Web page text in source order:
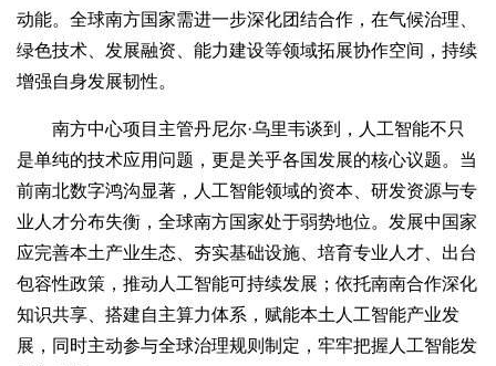
动能。全球南方国家需进一步深化团结合作，在气候治理、
绿色技术、发展融资、能力建设等领域拓展协作空间，持续
增强自身发展韧性。
南方中心项目主管丹尼尔·乌里韦谈到，人工智能不只
是单纯的技术应用问题，更是关乎各国发展的核心议题。当
前南北数字鸿沟显著，人工智能领域的资本、研发资源与专
业人才分布失衡，全球南方国家处于弱势地位。发展中国家
应完善本土产业生态、夯实基础设施、培育专业人才、出台
包容性政策，推动人工智能可持续发展；依托南南合作深化
知识共享、搭建自主算力体系，赋能本土人工智能产业发
展，同时主动参与全球治理规则制定，牢牢把握人工智能发